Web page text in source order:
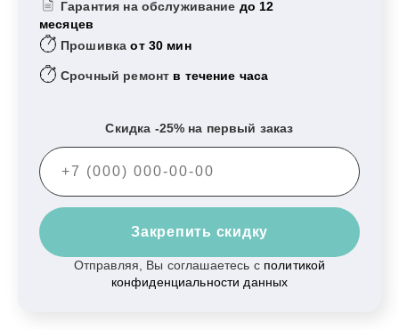
Гарантия на обслуживание до 12
месяцев
Прошивкаот 30 мин
Срочный ремонт в течение часа
Скидка -25% на первый заказ
Закрепить скидку
Отправляя, Вы соглашаетесь с политикой
конфиденциальности данных